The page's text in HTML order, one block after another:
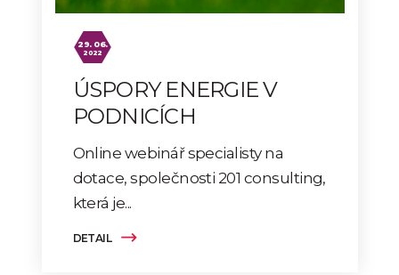
DETAIL
29. 06.
2022
ÚSPORY ENERGIE V
PODNICÍCH
Online webinář specialisty na
dotace, společnosti 201 consulting,
která je...